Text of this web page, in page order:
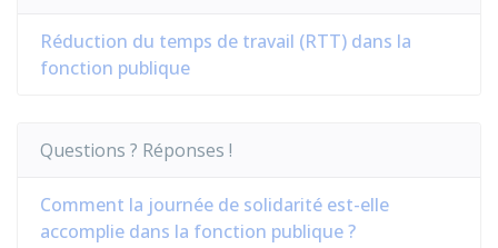
Réduction du temps de travail (RTT) dans la
fonction publique
Questions ? Réponses !
Comment la journée de solidarité est-elle
accomplie dans la fonction publique ?